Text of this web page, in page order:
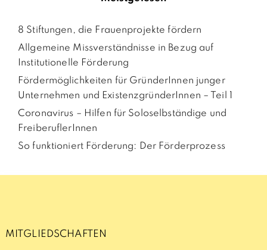
8 Stiftungen, die Frauenprojekte fördern
Allgemeine Missverständnisse in Bezug auf
Institutionelle Förderung
Fördermöglichkeiten für GründerInnen junger
Unternehmen und ExistenzgründerInnen – Teil 1
Coronavirus – Hilfen für Soloselbständige und
FreiberuflerInnen
So funktioniert Förderung: Der Förderprozess
MITGLIEDSCHAFTEN